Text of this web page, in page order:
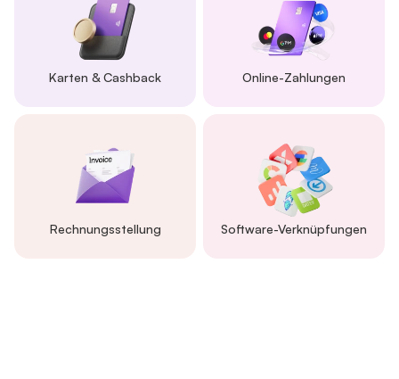
Karten & Cashback Online-Zahlungen
Rechnungsstellung Software-Verknüpfungen